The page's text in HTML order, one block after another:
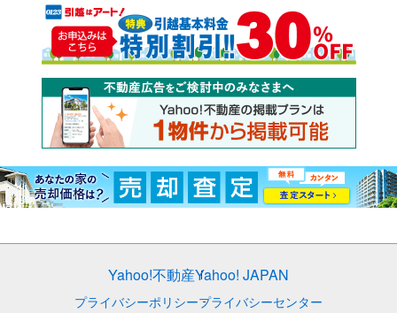
Yahoo!不動産Yahoo! JAPAN
プライバシーポリシープライバシーセンター